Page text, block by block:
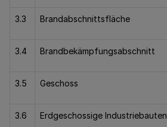
3.3 Brandabschnittsfläche
3.4 Brandbekämpfungsabschnitt
3.5 Geschoss
3.6 Erdgeschossige Industriebauten